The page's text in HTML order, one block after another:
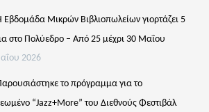
Εβδομάδα Μικρών Βιβλιοπωλείων γιορτάζει 5
στο Πολύεδρο – Από 25 μέχρι 30 Μαΐου
2026
το πρόγραμμα για το
“Jazz+More” του Διεθνούς Φεστιβάλ